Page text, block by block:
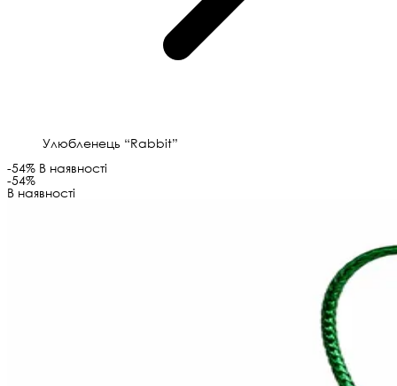
Улюбленець “Rabbit”
-54% В наявності
-54%
В наявності